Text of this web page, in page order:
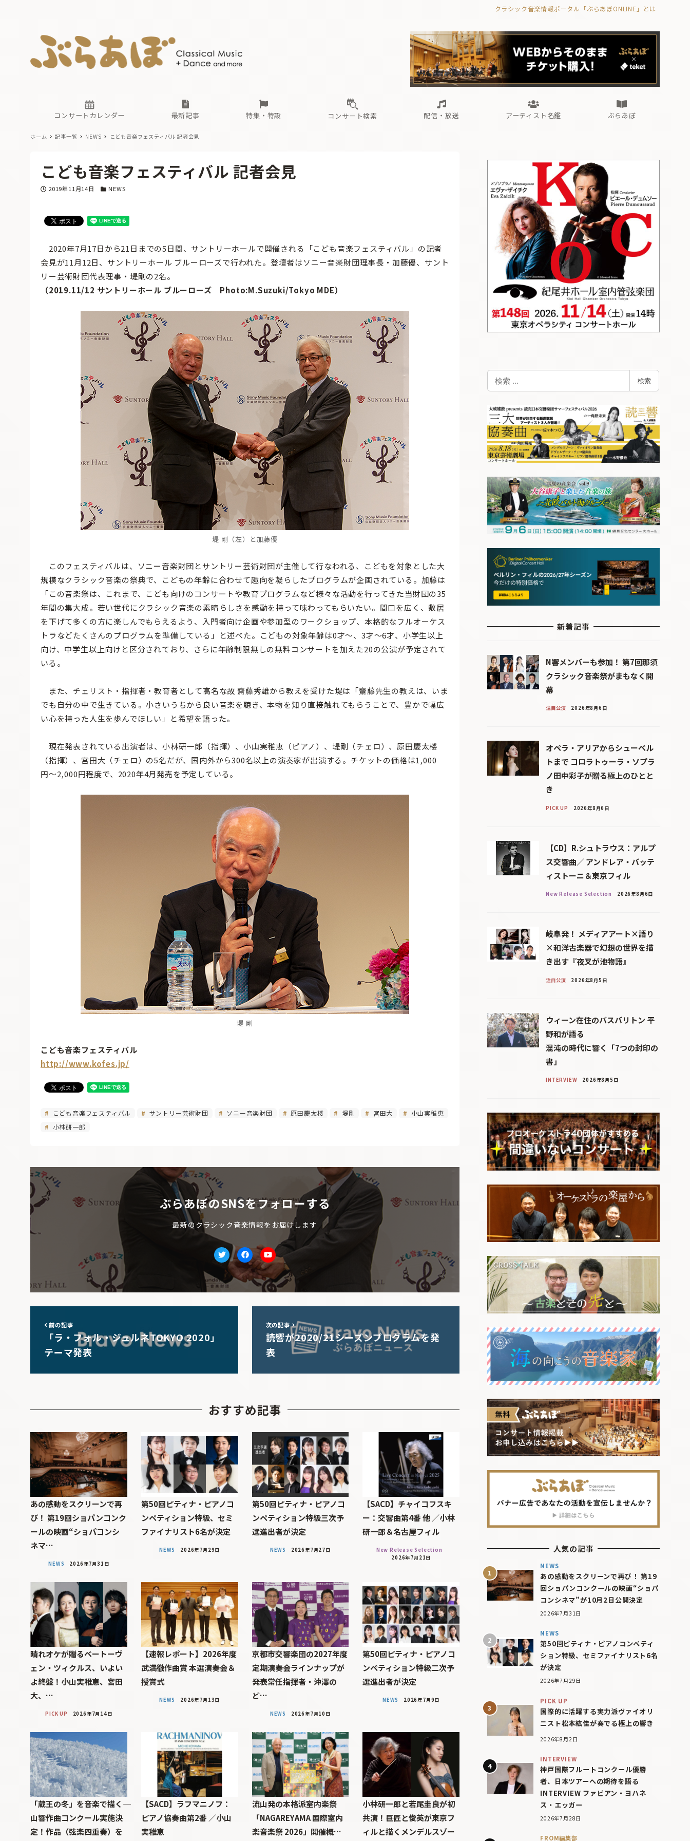
クラシック音楽情報ポータル「ぶらあぼONLINE」とは
コンサートカレンダー 最新記事
古楽とその先と オーケストラの楽屋から ぶらあぼブラス！
フォルテピアノ・オデッセイ
特集・特設
現場のプロが推す！間違いないオーケストラコンサート
コンサート検索 配信・放送
無料ライブ配信スケジュール
アーティスト名鑑
あ か さ た な
ぶらあぼ
古楽とその先と 海の向こうの音楽家 Aからの眺望 ぶらあぼブラス！
フォルテピアノ・オデッセイ
過去の特集
無料ライブ配信スケジュール
あ か さ
ホーム 記事一覧 NEWS こども音楽フェスティバル 記者会見
こども音楽フェスティバル 記者会見
投稿日
2019年11月14日 カテゴリー
NEWS
2020年7月17日から21日までの5日間、サントリーホールで開催される「こども音楽フェスティバル」の記者
会見が11月12日、サントリーホール ブルーローズで行われた。登壇者はソニー音楽財団理事長・加藤優、サント
リー芸術財団代表理事・堤剛の2名。
（2019.11/12 サントリーホール ブルーローズ Photo:M.Suzuki/Tokyo MDE）
堤 剛（左）と加藤優
このフェスティバルは、ソニー音楽財団とサントリー芸術財団が主催して行なわれる、こどもを対象とした大
規模なクラシック音楽の祭典で、こどもの年齢に合わせて趣向を凝らしたプログラムが企画されている。加藤は
「この音楽祭は、これまで、こども向けのコンサートや教育プログラムなど様々な活動を行ってきた当財団の35
年間の集大成。若い世代にクラシック音楽の素晴らしさを感動を持って味わってもらいたい。間口を広く、敷居
を下げて多くの方に楽しんでもらえるよう、入門者向け企画や参加型のワークショップ、本格的なフルオーケス
トラなどたくさんのプログラムを準備している」と述べた。こどもの対象年齢は0才〜、3才〜6才、小学生以上
向け、中学生以上向けと区分されており、さらに年齢制限無しの無料コンサートを加えた20の公演が予定されて
いる。
また、チェリスト・指揮者・教育者として高名な故 齋藤秀雄から教えを受けた堤は「齋藤先生の教えは、いま
でも自分の中で生きている。小さいうちから良い音楽を聴き、本物を知り直接触れてもらうことで、豊かで幅広
い心を持った人生を歩んでほしい」と希望を語った。
現在発表されている出演者は、小林研一郎（指揮）、小山実稚恵（ピアノ）、堤剛（チェロ）、原田慶太楼
（指揮）、宮田大（チェロ）の5名だが、国内外から300名以上の演奏家が出演する。チケットの価格は1,000
円〜2,000円程度で、2020年4月発売を予定している。
堤 剛
こども音楽フェスティバル
http://www.kofes.jp/
こども音楽フェスティバル サントリー芸術財団 ソニー音楽財団 原田慶太楼 堤剛 宮田大
小山実稚恵
小林研一郎
ぶらあぼのSNSをフォローする
最新のクラシック音楽情報をお届けします
TwitterfacebookYoutube
前の記事
「ラ・フォル・ジュルネTOKYO 2020」
テーマ発表
次の記事
読響が2020/21シーズンプログラムを発
表
おすすめ記事
あの感動をスクリーンで再
び！ 第19回ショパンコンク
ールの映画“ショパコンシ
ネマ…
NEWS 2026年7月31日
第50回ピティナ・ピアノコ
ンペティション特級、セミ
ファイナリスト6名が決定
NEWS 2026年7月29日
第50回ピティナ・ピアノコ
ンペティション特級三次予
選進出者が決定
NEWS 2026年7月27日
【SACD】チャイコフスキ
ー：交響曲第4番 他 ／小林
研一郎＆名古屋フィル
New Release Selection
2026年7月21日
晴れオケが贈るベートーヴ
ェン・ツィクルス、いよい
よ終盤！――小山実稚恵、宮田
大、…
PICK UP 2026年7月14日
【速報レポート】2026年度
武満徹作曲賞 本選演奏会＆
授賞式
NEWS 2026年7月13日
京都市交響楽団の2027年度
定期演奏会ラインナップが
発表――常任指揮者・沖澤の
ど…
NEWS 2026年7月10日
第50回ピティナ・ピアノコ
ンペティション特級二次予
選進出者が決定
NEWS 2026年7月9日
「蔵王の冬」を音楽で描く――
山響作曲コンクール実施決
定！作品（弦楽四重奏）を
【SACD】ラフマニノフ：
ピアノ協奏曲第2番 ／小山
実稚恵
流山発の本格派室内楽祭
「NAGAREYAMA 国際室内
楽音楽祭 2026」開催概…
小林研一郎と若尾圭良が初
共演！――巨匠と俊英が東京フ
ィルと描くメンデルスゾー
検
索
検索
新着記事
N響メンバーも参加！ 第7回那須
クラシック音楽祭がまもなく開
幕
注目公演 2026年8月6日
オペラ・アリアからシューベル
トまで コロラトゥーラ・ソプラ
ノ田中彩子が贈る極上のひとと
き
PICK UP 2026年8月6日
【CD】R.シュトラウス：アルプ
ス交響曲／ アンドレア・バッテ
ィストーニ＆東京フィル
New Release Selection 2026年8月6日
岐阜発！ メディアアート×語り
×和洋古楽器で幻想の世界を描
き出す『夜叉が池物語』
注目公演 2026年8月5日
ウィーン在住のバスバリトン 平
野和が語る
混沌の時代に響く「7つの封印の
書」
INTERVIEW 2026年8月5日
人気の記事
NEWS
あの感動をスクリーンで再び！ 第19
回ショパンコンクールの映画“ショパ
コンシネマ”が10月2日公開決定
2026年7月31日
NEWS
第50回ピティナ・ピアノコンペティ
ション特級、セミファイナリスト6名
が決定
2026年7月29日
PICK UP
国際的に活躍する実力派ヴァイオリ
ニスト松本紘佳が奏でる極上の響き
2026年8月2日
INTERVIEW
神戸国際フルートコンクール優勝
者、日本ツアーへの期待を語る
INTERVIEW ファビアン・ヨハネ
ス・エッガー
2026年7月28日
FROM編集部